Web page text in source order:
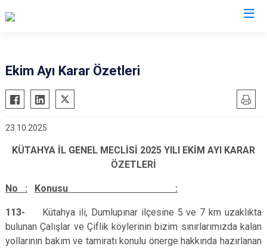
Ekim Ayı Karar Özetleri
23.10.2025
KÜTAHYA İL GENEL MECLİSİ 2025 YILI EKİM AYI KARAR
ÖZETLERİ
No : Konusu :
113- Kütahya ili, Dumlupınar ilçesine 5 ve 7 km uzaklıkta
bulunan Çalışlar ve Çiflik köylerinin bizim sınırlarımızda kalan
yollarının bakım ve tamiratı konulu önerge hakkında hazırlanan